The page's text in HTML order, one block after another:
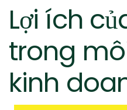
Lợi ích
trong
kinh